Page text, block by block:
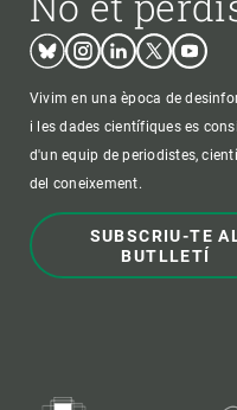
BlueskyInstagram
LinkedinTwitterYoutube
Vivim en una època de
i les dades científiques es
d'un equip de periodistes,
del coneixement.
SUBSCRIU-TE
BUTLLETÍ